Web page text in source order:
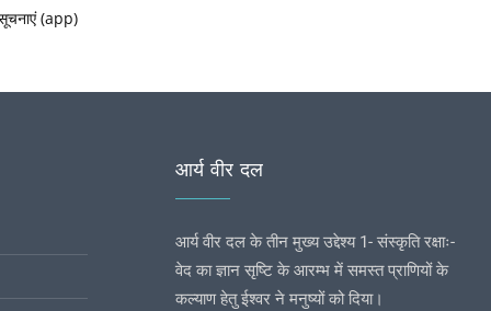
(app)
आर्य वीर दल
आर्य वीर दल के तीन मुख्य उद्देश्य 1- संस्कृति रक्षाः-
वेद का ज्ञान सृष्टि के आरम्भ में समस्त प्राणियों के
कल्याण हेतु ईश्वर ने मनुष्यों को दिया।